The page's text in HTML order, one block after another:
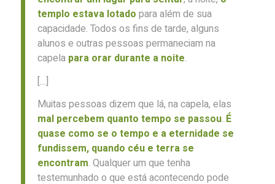
templo estava lotado para além de sua
capacidade. Todos os fins de tarde, alguns
alunos e outras pessoas permaneciam na
capela para orar durante a noite.
[…]
Muitas pessoas dizem que lá, na capela, elas
mal percebem quanto tempo se passou. É
quase como se o tempo e a eternidade se
fundissem, quando céu e terra se
encontram. Qualquer um que tenha
testemunhado o que está acontecendo pode